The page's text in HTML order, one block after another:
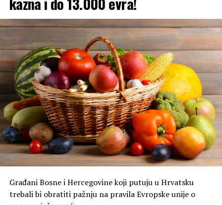
Građani Bosne i Hercegovine koji putuju u Hrvatsku
trebali bi obratiti pažnju na pravila Evropske unije o